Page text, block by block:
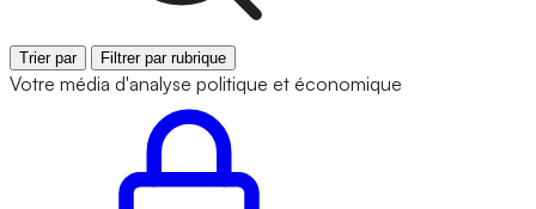
Trier par Filtrer par rubrique
Votre média d'analyse politique et économique